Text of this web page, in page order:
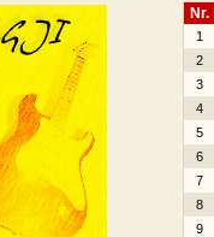
Nr.
1
2
3
4
5
6
7
8
9